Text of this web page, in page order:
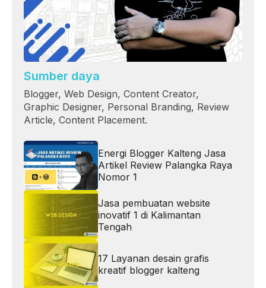
Sumber daya
Blogger, Web Design, Content Creator,
Graphic Designer, Personal Branding, Review
Article, Content Placement.
Energi Blogger Kalteng Jasa
Artikel Review Palangka Raya
Nomor 1
Jasa pembuatan website
inovatif 1 di Kalimantan
Tengah
17 Layanan desain grafis
kreatif blogger kalteng